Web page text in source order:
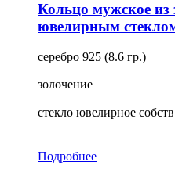
Кольцо мужское из
ювелирным
серебро 925 (8.6 гр.)
золочение
стекло ювелирное
Подробнее